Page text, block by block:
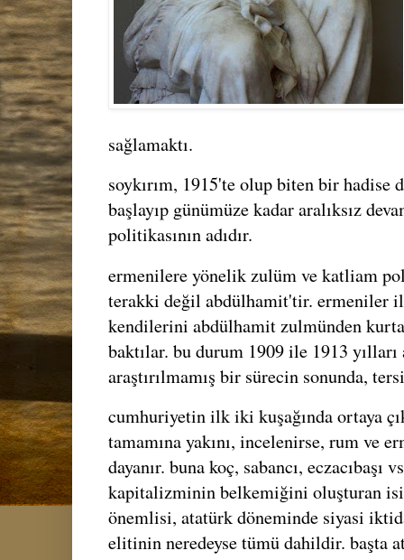
sağlamaktı.
soykırım, 1915'te olup biten bir hadise
başlayıp günümüze kadar aralıksız
politikasının adıdır.
ermenilere yönelik zulüm ve katliam
terakki değil abdülhamit'tir. ermeniler
kendilerini abdülhamit zulmünden
baktılar. bu durum 1909 ile 1913 yılları
araştırılmamış bir sürecin sonunda,
cumhuriyetin ilk iki kuşağında ortaya
tamamına yakını, incelenirse, rum ve
dayanır. buna koç, sabancı, eczacıbaşı
kapitalizminin belkemiğini oluşturan
önemlisi, atatürk döneminde siyasi
elitinin neredeyse tümü dahildir. başta